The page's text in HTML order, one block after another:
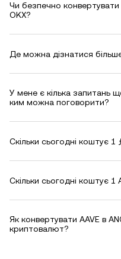
Чи безпечно
OKX?
Де можна дізнатися
У мене є кілька запитань
ким можна поговорити?
Скільки сьогодні коштує 1
Скільки сьогодні коштує 1
Як конвертувати AAVE в
криптовалют?